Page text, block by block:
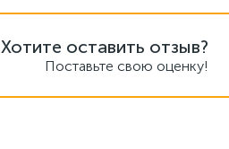
Хотите оставить отзыв?
Поставьте свою оценку!